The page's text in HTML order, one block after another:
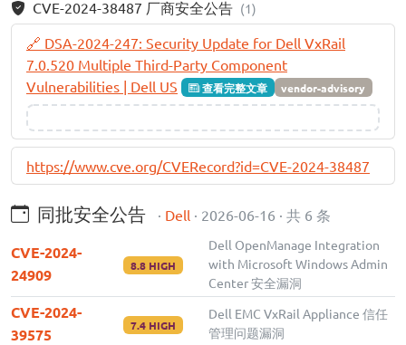
CVE-2024-38487 厂商安全公告 (1)
🔗 DSA-2024-247: Security Update for Dell VxRail
7.0.520 Multiple Third-Party Component
Vulnerabilities | Dell US
查看完整文章 vendor-advisory
https://www.cve.org/CVERecord?id=CVE-2024-38487
同批安全公告 · Dell · 2026-06-16 · 共 6 条
CVE-2024-
24909
8.8 HIGH
Dell OpenManage Integration
with Microsoft Windows Admin
Center 安全漏洞
CVE-2024-
39575
7.4 HIGH
Dell EMC VxRail Appliance 信任
管理问题漏洞